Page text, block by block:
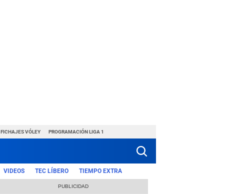
FICHAJES VÓLEY PROGRAMACIÓN LIGA 1
VIDEOS TEC LÍBERO TIEMPO EXTRA